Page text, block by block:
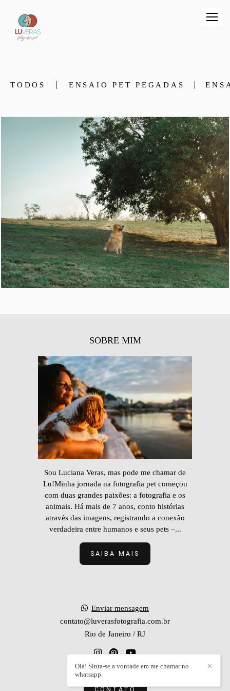
TODOS ENSAIO PET PEGADAS
742 0
SOBRE MIM
Sou Luciana Veras, mas pode me chamar de
Lu!Minha jornada na fotografia pet começou
com duas grandes paixões: a fotografia e os
animais. Há mais de 7 anos, conto histórias
através das imagens, registrando a conexão
verdadeira entre humanos e seus pets –...
SAIBA MAIS
Enviar mensagem
contato@luverasfotografia.com.br
Rio de Janeiro / RJ
CONTATO
✕
Olá! Sinta-se a vontade em me chamar no
whatsapp.